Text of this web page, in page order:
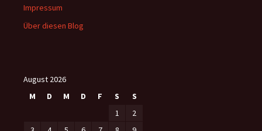
Impressum
Über diesen Blog
August 2026
M
D M D F S
S
1
2